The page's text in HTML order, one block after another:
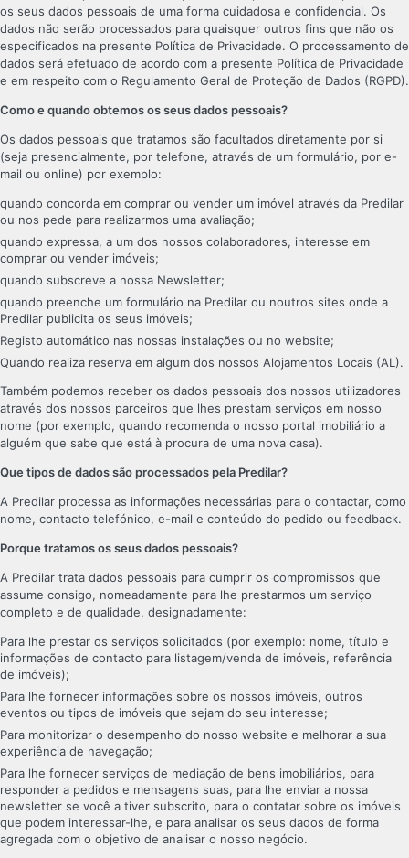
os seus dados pessoais de uma forma cuidadosa e confidencial. Os
dados não serão processados para quaisquer outros fins que não os
especificados na presente Política de Privacidade. O processamento de
dados será efetuado de acordo com a presente Política de Privacidade
e em respeito com o Regulamento Geral de Proteção de Dados (RGPD).
Como e quando obtemos os seus dados pessoais?
Os dados pessoais que tratamos são facultados diretamente por si
(seja presencialmente, por telefone, através de um formulário, por e-
mail ou online) por exemplo:
quando concorda em comprar ou vender um imóvel através da Predilar
ou nos pede para realizarmos uma avaliação;
quando expressa, a um dos nossos colaboradores, interesse em
comprar ou vender imóveis;
quando subscreve a nossa Newsletter;
quando preenche um formulário na Predilar ou noutros sites onde a
Predilar publicita os seus imóveis;
Registo automático nas nossas instalações ou no website;
Quando realiza reserva em algum dos nossos Alojamentos Locais (AL).
Também podemos receber os dados pessoais dos nossos utilizadores
através dos nossos parceiros que lhes prestam serviços em nosso
nome (por exemplo, quando recomenda o nosso portal imobiliário a
alguém que sabe que está à procura de uma nova casa).
Que tipos de dados são processados pela Predilar?
A Predilar processa as informações necessárias para o contactar, como
nome, contacto telefónico, e-mail e conteúdo do pedido ou feedback.
Porque tratamos os seus dados pessoais?
A Predilar trata dados pessoais para cumprir os compromissos que
assume consigo, nomeadamente para lhe prestarmos um serviço
completo e de qualidade, designadamente:
Para lhe prestar os serviços solicitados (por exemplo: nome, título e
informações de contacto para listagem/venda de imóveis, referência
de imóveis);
Para lhe fornecer informações sobre os nossos imóveis, outros
eventos ou tipos de imóveis que sejam do seu interesse;
Para monitorizar o desempenho do nosso website e melhorar a sua
experiência de navegação;
Para lhe fornecer serviços de mediação de bens imobiliários, para
responder a pedidos e mensagens suas, para lhe enviar a nossa
newsletter se você a tiver subscrito, para o contatar sobre os imóveis
que podem interessar-lhe, e para analisar os seus dados de forma
agregada com o objetivo de analisar o nosso negócio.